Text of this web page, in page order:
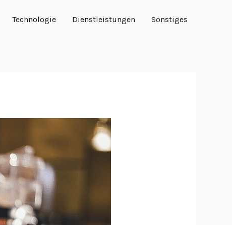
Technologie Dienstleistungen Sonstiges